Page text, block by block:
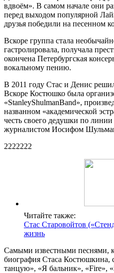
вдвоём». В самом начале они
перед выходом популярной
друзья победили на песенном
Вскоре группа стала
гастролировала, получала
окончена Петербургская
вокальному пению.
В 2011 году Стас и Денис
Вскоре Костюшко была
«StanleyShulmanBand»,
названном «академической
честь своего дедушки по
журналистом Иосифом
2222222
Читайте также:
Стас Старовойтов
жизнь
Самыми известными песнями,
биография Стаса Костюшкина,
танцую», «Я бальник», «Fire»,